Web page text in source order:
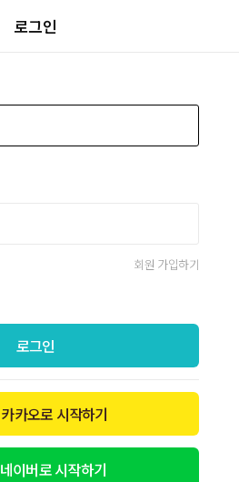
로그인
회원 가입하기
로그인
카카오로 시작하기
네이버로 시작하기